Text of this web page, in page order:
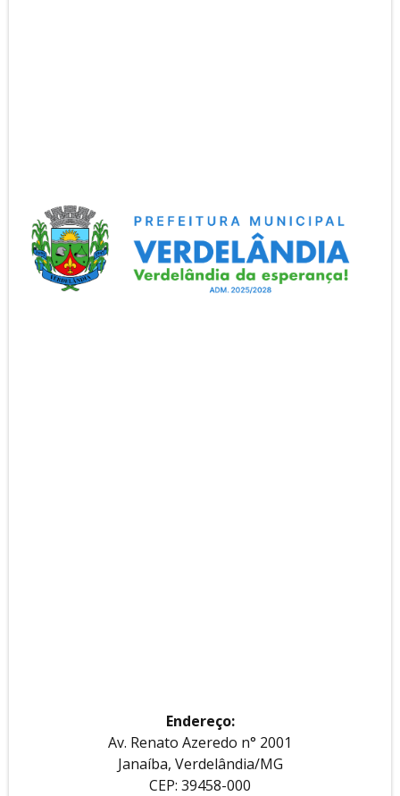
Endereço:
Av. Renato Azeredo n° 2001
Janaíba, Verdelândia/MG
CEP: 39458-000